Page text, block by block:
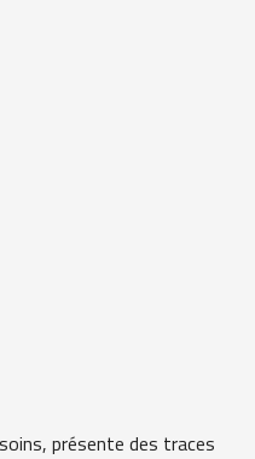
présente des traces